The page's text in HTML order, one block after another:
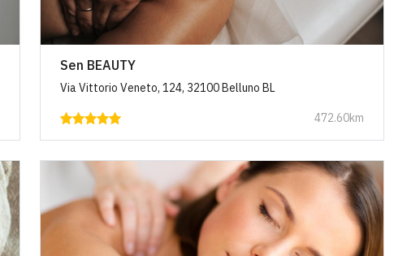
Sen BEAUTY
Via Vittorio Veneto, 124, 32100 Belluno BL
472.60km